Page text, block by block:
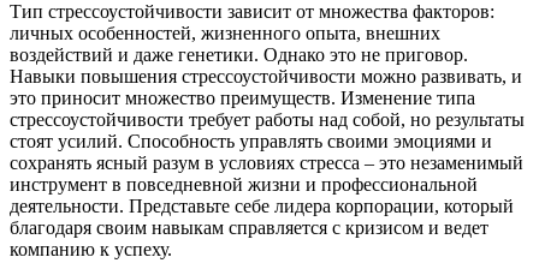
Тип стрессоустойчивости зависит от множества факторов:
личных особенностей, жизненного опыта, внешних
воздействий и даже генетики. Однако это не приговор.
Навыки повышения стрессоустойчивости можно развивать, и
это приносит множество преимуществ. Изменение типа
стрессоустойчивости требует работы над собой, но результаты
стоят усилий. Способность управлять своими эмоциями и
сохранять ясный разум в условиях стресса – это незаменимый
инструмент в повседневной жизни и профессиональной
деятельности. Представьте себе лидера корпорации, который
благодаря своим навыкам справляется с кризисом и ведет
компанию к успеху.